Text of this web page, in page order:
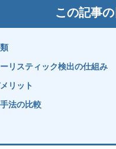
この記事
リスティック検出の仕組み
リット
法の比較